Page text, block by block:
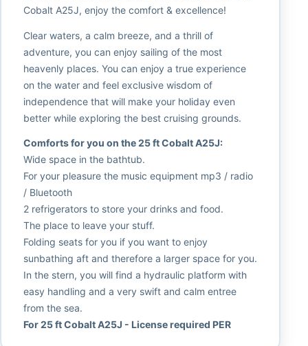
Cobalt A25J, enjoy the comfort & excellence!
Clear waters, a calm breeze, and a thrill of
adventure, you can enjoy sailing of the most
heavenly places. You can enjoy a true experience
on the water and feel exclusive wisdom of
independence that will make your holiday even
better while exploring the best cruising grounds.
Comforts for you on the 25 ft Cobalt A25J:
Wide space in the bathtub.
For your pleasure the music equipment mp3 / radio
/ Bluetooth
2 refrigerators to store your drinks and food.
The place to leave your stuff.
Folding seats for you if you want to enjoy
sunbathing aft and therefore a larger space for you.
In the stern, you will find a hydraulic platform with
easy handling and a very swift and calm entree
from the sea.
For 25 ft Cobalt A25J - License required PER